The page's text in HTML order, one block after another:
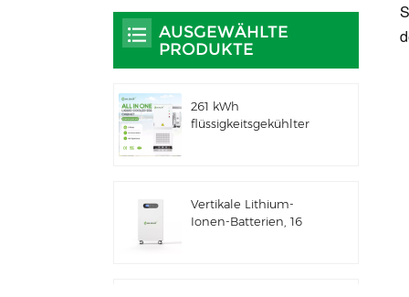
AUSGEWÄHLTE
PRODUKTE
261 kWh
flüssigkeitsgekühlter
Anwendungen IP66
ESS
Vertikale Lithium-
Ionen-Batterien, 16